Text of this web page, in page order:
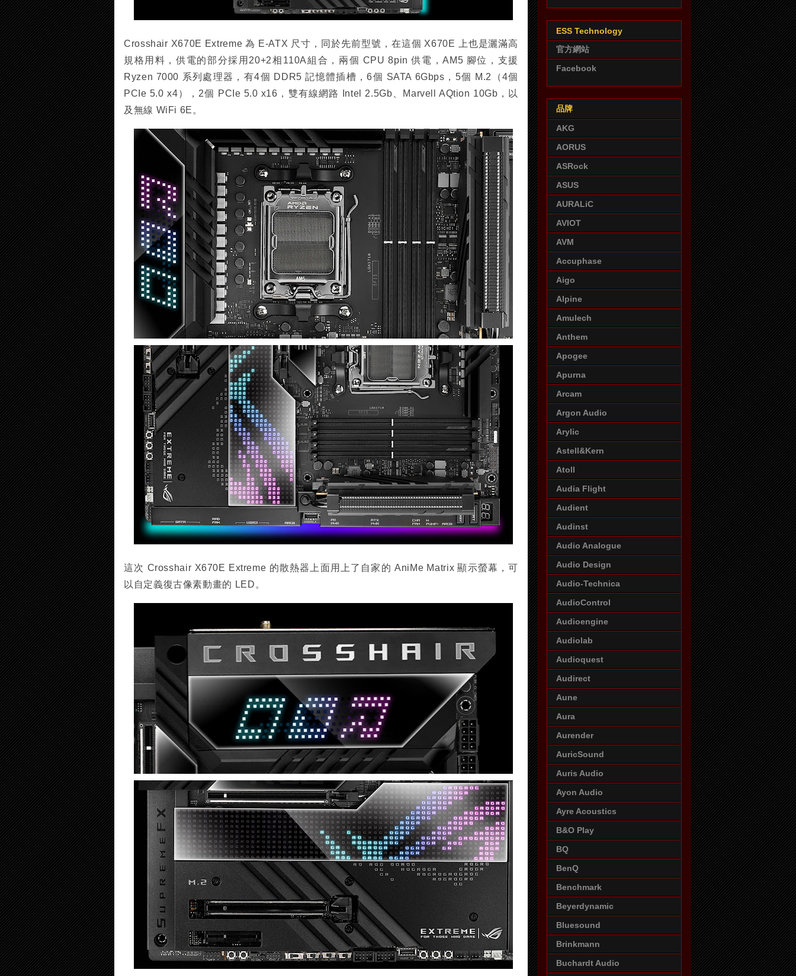
Crosshair X670E Extreme 為 E-ATX 尺寸，同於先前型號，在這個 X670E 上也是灑滿高
規格用料，供電的部分採用20+2相110A組合，兩個 CPU 8pin 供電，AM5 腳位，支援
Ryzen 7000 系列處理器，有4個 DDR5 記憶體插槽，6個 SATA 6Gbps，5個 M.2（4個
PCIe 5.0 x4），2個 PCIe 5.0 x16，雙有線網路 Intel 2.5Gb、Marvell AQtion 10Gb，以
及無線 WiFi 6E。
這次 Crosshair X670E Extreme 的散熱器上面用上了自家的 AniMe Matrix 顯示螢幕，可
以自定義復古像素動畫的 LED。
ESS Technology
官方網站
Facebook
品牌
AKG
AORUS
ASRock
ASUS
AURALiC
AVIOT
AVM
Accuphase
Aigo
Alpine
Amulech
Anthem
Apogee
Apurna
Arcam
Argon Audio
Arylic
Astell&Kern
Atoll
Audia Flight
Audient
Audinst
Audio Analogue
Audio Design
Audio-Technica
AudioControl
Audioengine
Audiolab
Audioquest
Audirect
Aune
Aura
Aurender
AuricSound
Auris Audio
Ayon Audio
Ayre Acoustics
B&O Play
BQ
BenQ
Benchmark
Beyerdynamic
Bluesound
Brinkmann
Buchardt Audio